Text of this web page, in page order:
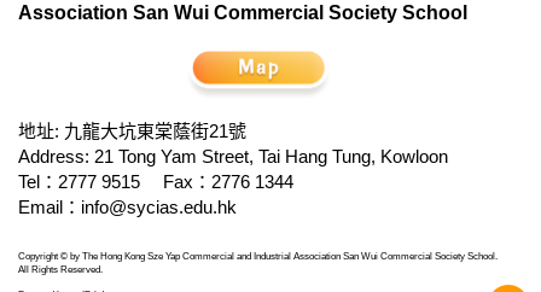
Association San Wui Commercial Society School
地址: 九龍大坑東棠蔭街21號
Address: 21 Tong Yam Street, Tai Hang Tung, Kowloon
Tel：2777 9515
Fax：2776 1344
Email： info@sycias.edu.hk
Copyright © by The Hong Kong Sze Yap Commercial and Industrial Association San Wui Commercial Society School.
All Rights Reserved.